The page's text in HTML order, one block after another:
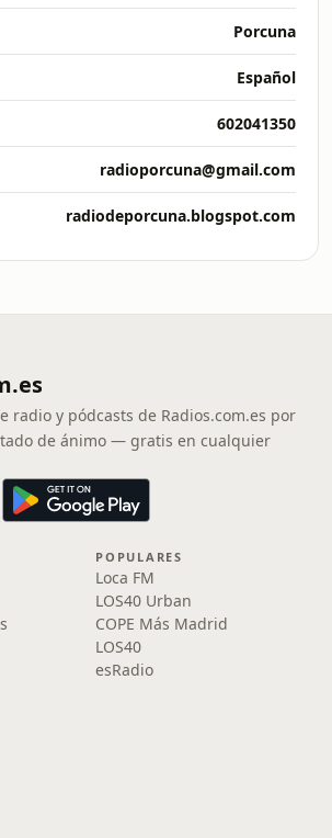
Porcuna
Español
602041350
radioporcuna@gmail.com
radiodeporcuna.blogspot.com
radio y pódcasts de Radios.com.es por
de ánimo — gratis en cualquier
POPULARES
Loca FM
LOS40 Urban
COPE Más Madrid
LOS40
esRadio